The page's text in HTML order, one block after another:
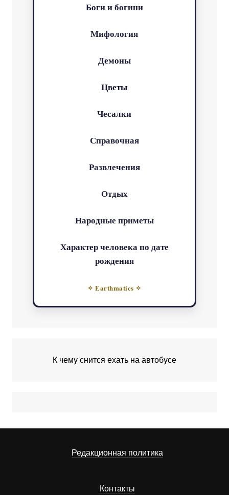
Боги и богини
Мифология
Демоны
Цветы
Чесалки
Справочная
Развлечения
Отдых
Народные приметы
Характер человека по дате
рождения
✧ Earthmatics ✧
К чему снится ехать на автобусе
Редакционная политика
Контакты